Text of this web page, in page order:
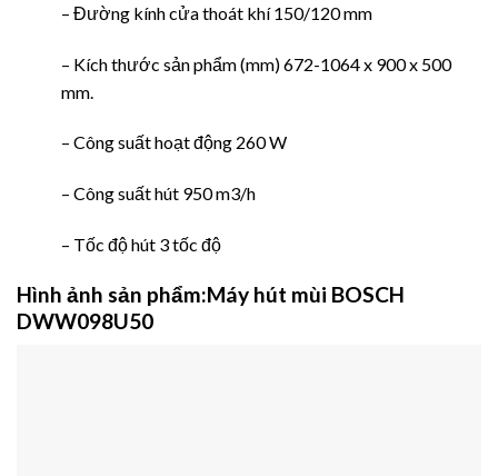
– Đường kính cửa thoát khí 150/120 mm
– Kích thước sản phẩm (mm) 672-1064 x 900 x 500
mm.
– Công suất hoạt động 260 W
– Công suất hút 950 m3/h
– Tốc độ hút 3 tốc độ
Hình ảnh sản phẩm:Máy hút mùi BOSCH
DWW098U50